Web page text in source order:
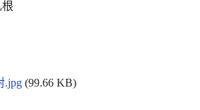
.jpg (99.66 KB)